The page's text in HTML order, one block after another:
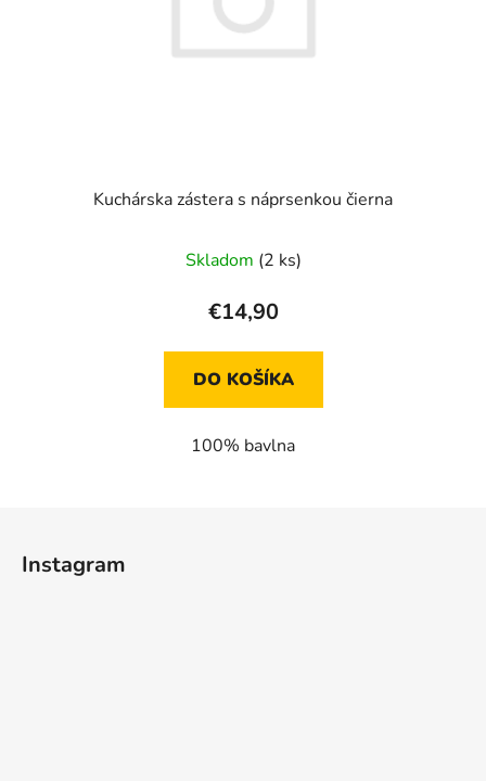
Kuchárska zástera s náprsenkou čierna
Skladom (2 ks)
€14,90
DO KOŠÍKA
100% bavlna
Instagram